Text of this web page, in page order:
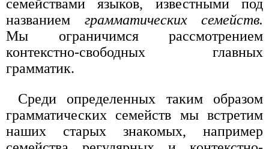
семействами языков, известными под
названием грамматических семейств.
Мы ограничимся рассмотрением
контекстно-свободных главных
грамматик.
Среди определенных таким образом
грамматических семейств мы встретим
наших старых знакомых, например